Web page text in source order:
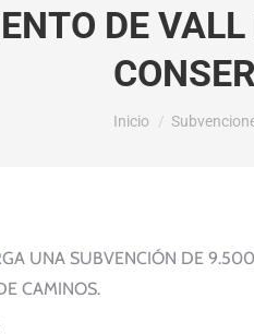
DE
Estás aquí:
Inicio
UNA SUBVENCIÓN DE
CAMINOS.